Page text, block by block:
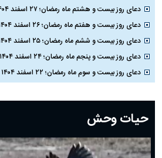
دعای روز بیست و هشتم ماه رمضان؛ ۲۷ اسفند ۱۴۰۴
دعای روز بیست و هفتم ماه رمضان؛ ۲۶ اسفند ۱۴۰۴
دعای روز بیست و ششم ماه رمضان؛ ۲۵ اسفند ۱۴۰۴
دعای روز بیست و پنجم ماه رمضان؛ ۲۴ اسفند ۱۴۰۴
دعای روز بیست و سوم ماه رمضان؛ ۲۲ اسفند ۱۴۰۴
دعای روز بیستم ماه رمضان؛ ۱۹ اسفند ۱۴۰۴
دعای روز هشتم ماه مبارک رمضان؛ ۷ اسفند ماه ۱۴۰۴
دعای روز هفتم ماه رمضان؛ ۶ اسفند ۱۴۰۴
دعای روز ششم ماه رمضان؛ ۵ اسفند ۱۴۰۴
حیات وحش